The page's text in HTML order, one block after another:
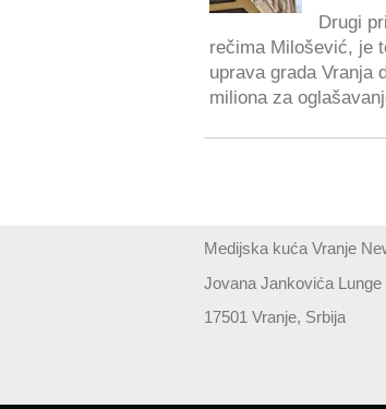
Drugi
rečima Milošević, je
uprava grada Vranja
miliona za
Medijska kuća Vranje
Jovana Jankovića Lunge
17501 Vranje, Srbija